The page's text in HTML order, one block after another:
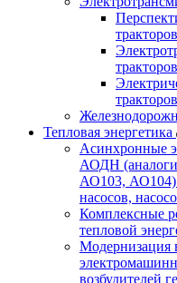
тракторов
тракторов
Тепловая энергетика
Асинхронные
АОДН
АО103, АО104)
насосов,
Комплексные
тепловой
Модернизация
возбудителей